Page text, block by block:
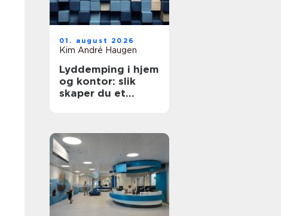
01. august 2026
Kim André Haugen
Lyddemping i hjem
og kontor: slik
skaper du et